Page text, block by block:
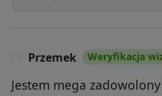
Przemek Weryfikacja
Jestem mega